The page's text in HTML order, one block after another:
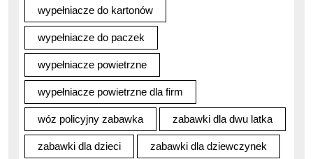
wypełniacze do kartonów
wypełniacze do paczek
wypełniacze powietrzne
wypełniacze powietrzne dla firm
wóz policyjny zabawka zabawki dla dwu latka
zabawki dla dzieci zabawki dla dziewczynek